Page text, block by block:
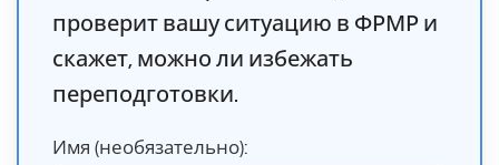
проверит вашу ситуацию в ФРМР и
скажет, можно ли избежать
переподготовки.
Имя (необязательно):